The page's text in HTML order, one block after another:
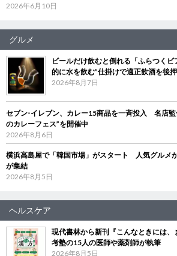
2026年6月10日
グルメ
ビールだけ飲むと倒れる「ふらつく
的に水を飲む”仕掛けで適正飲酒を後
2026年8月7日
セブン‐イレブン、カレー15商品を一斉投入 名店監
のカレーフェス”を開催中
2026年8月6日
横浜高島屋で「韓国市場」がスタート 人気グルメ
が集結
2026年8月5日
ヘルスケア
現代書林から新刊『こんなときには
考塾の15人の医師や薬剤師が執筆
2026年8月5日